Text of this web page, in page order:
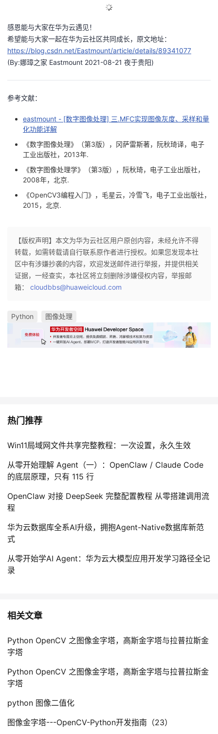
感恩能与大家在华为云遇见！
希望能与大家一起在华为云社区共同成长，原文地址：
https://blog.csdn.net/Eastmount/article/details/89341077
(By:娜璋之家 Eastmount 2021-08-21 夜于贵阳)
参考文献：
eastmount - [数字图像处理] 三.MFC实现图像灰度、采样和量
化功能详解
《数字图像处理》（第3版），冈萨雷斯著，阮秋琦译，电子
工业出版社，2013年.
《数字图像处理学》（第3版），阮秋琦，电子工业出版社，
2008年，北京.
《OpenCV3编程入门》，毛星云，冷雪飞，电子工业出版社，
2015，北京.
【版权声明】本文为华为云社区用户原创内容，未经允许不得
转载，如需转载请自行联系原作者进行授权。如果您发现本社
区中有涉嫌抄袭的内容，欢迎发送邮件进行举报，并提供相关
证据，一经查实，本社区将立刻删除涉嫌侵权内容，举报邮
箱： cloudbbs@huaweicloud.com
Python 图像处理
热门推荐
Win11局域网文件共享完整教程：一次设置，永久生效
从零开始理解 Agent（一）：OpenClaw / Claude Code
的底层原理，只有 115 行
OpenClaw 对接 DeepSeek 完整配置教程 从零搭建调用流
程
华为云数据库全系AI升级，拥抱Agent-Native数据库新范
式
从零开始学AI Agent：华为云大模型应用开发学习路径全记
录
相关文章
Python OpenCV 之图像金字塔，高斯金字塔与拉普拉斯金
字塔
Python OpenCV 之图像金字塔，高斯金字塔与拉普拉斯金
字塔
python 图像二值化
图像金字塔---OpenCV-Python开发指南（23）